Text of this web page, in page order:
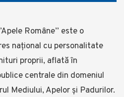
Române” este o
național cu personalitate
proprii, aflată în
centrale din domeniul
Mediului, Apelor și Padurilor.